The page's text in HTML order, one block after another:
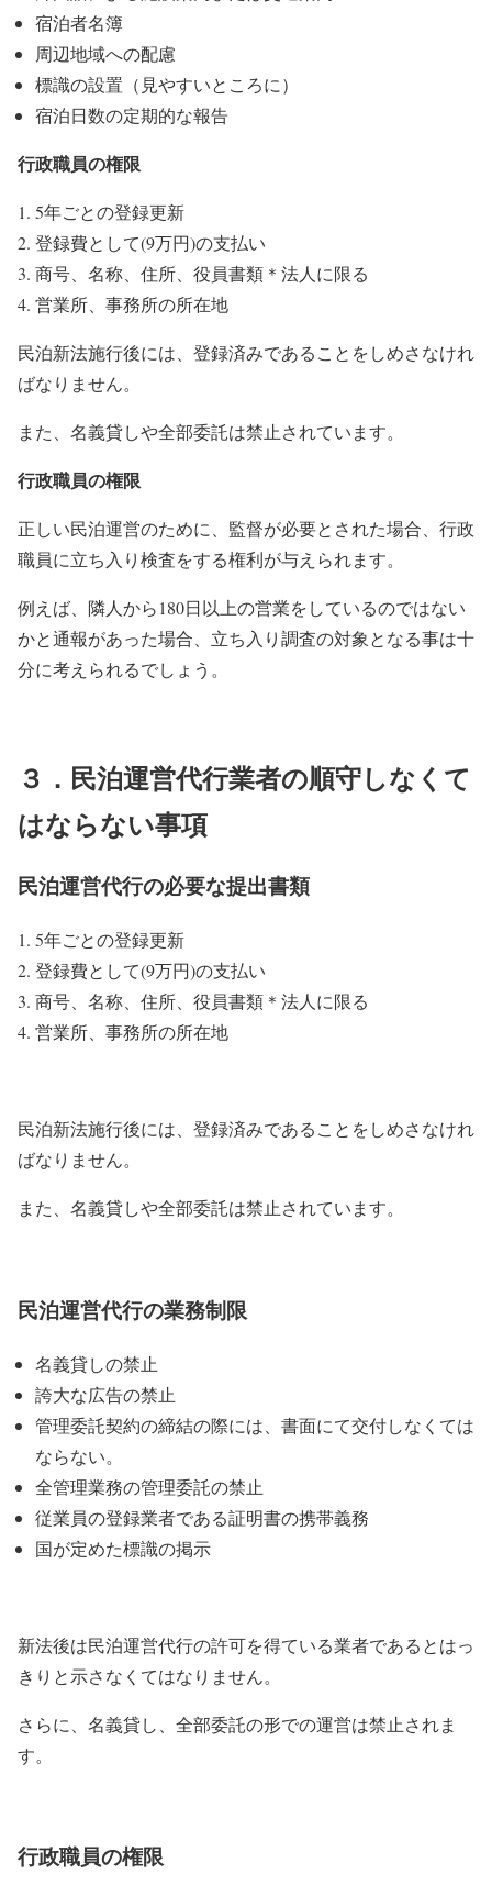
宿泊者名簿
周辺地域への配慮
標識の設置（見やすいところに）
宿泊日数の定期的な報告
行政職員の権限
5年ごとの登録更新
登録費として(9万円)の支払い
商号、名称、住所、役員書類＊法人に限る
営業所、事務所の所在地
民泊新法施行後には、登録済みであることをしめさなけれ
ばなりません。
また、名義貸しや全部委託は禁止されています。
行政職員の権限
正しい民泊運営のために、監督が必要とされた場合、行政
職員に立ち入り検査をする権利が与えられます。
例えば、隣人から180日以上の営業をしているのではない
かと通報があった場合、立ち入り調査の対象となる事は十
分に考えられるでしょう。
３．民泊運営代行業者の順守しなくて
はならない事項
民泊運営代行の必要な提出書類
5年ごとの登録更新
登録費として(9万円)の支払い
商号、名称、住所、役員書類＊法人に限る
営業所、事務所の所在地
民泊新法施行後には、登録済みであることをしめさなけれ
ばなりません。
また、名義貸しや全部委託は禁止されています。
民泊運営代行の業務制限
名義貸しの禁止
誇大な広告の禁止
管理委託契約の締結の際には、書面にて交付しなくては
ならない。
全管理業務の管理委託の禁止
従業員の登録業者である証明書の携帯義務
国が定めた標識の掲示
新法後は民泊運営代行の許可を得ている業者であるとはっ
きりと示さなくてはなりません。
さらに、名義貸し、全部委託の形での運営は禁止されま
す。
行政職員の権限